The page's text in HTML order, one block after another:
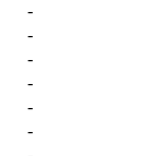
-
-
-
-
-
-